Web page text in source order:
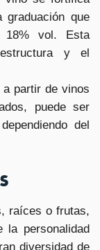
que
vol. Esta
y el
partir de vinos
puede ser
del
raíces o frutas,
la personalidad
diversidad de